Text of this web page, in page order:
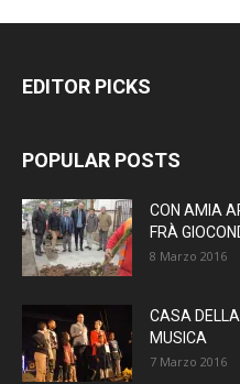
EDITOR PICKS
POPULAR POSTS
CON AMIA
FRÀ
8 Marzo 2016
CASA
MUSICA
7 Marzo 2016